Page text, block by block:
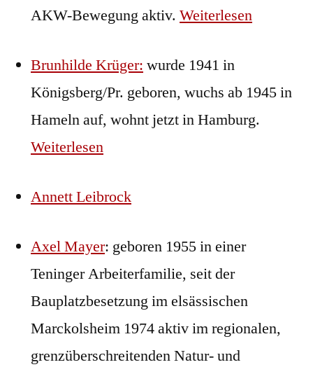
AKW-Bewegung aktiv. Weiterlesen
Brunhilde Krüger: wurde 1941 in
Königsberg/Pr. geboren, wuchs ab 1945 in
Hameln auf, wohnt jetzt in Hamburg.
Weiterlesen
Annett Leibrock
Axel Mayer: geboren 1955 in einer
Teninger Arbeiterfamilie, seit der
Bauplatzbesetzung im elsässischen
Marckolsheim 1974 aktiv im regionalen,
grenzüberschreitenden Natur- und